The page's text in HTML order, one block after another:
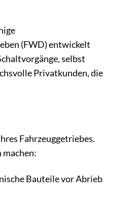
(FWD) entwickelt
selbst
Privatkunden, die
Fahrzeuggetriebes.
Bauteile vor Abrieb